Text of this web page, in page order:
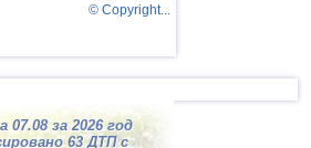
в Катаре
в Крыму
© Copyright...
07.08 за 2026 год
63ДТПс